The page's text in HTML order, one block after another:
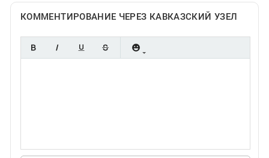
КОММЕНТИРОВАНИЕ ЧЕРЕЗ КАВКАЗСКИЙ УЗЕЛ